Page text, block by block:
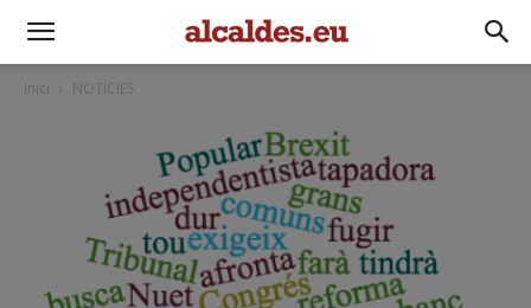
Inici NOTÍCIES